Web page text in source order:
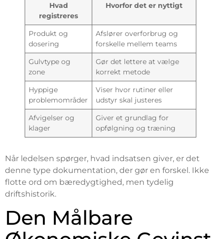
Hvad
registreres
Hvorfor det er nyttigt
Produkt og
dosering
Afslører overforbrug og
forskelle mellem teams
Gulvtype og
zone
Gør det lettere at vælge
korrekt metode
Hyppige
problemområder
Viser hvor rutiner eller
udstyr skal justeres
Afvigelser og
klager
Giver et grundlag for
opfølgning og træning
Når ledelsen spørger, hvad indsatsen giver, er det
denne type dokumentation, der gør en forskel. Ikke
flotte ord om bæredygtighed, men tydelig
driftshistorik.
Den Målbare